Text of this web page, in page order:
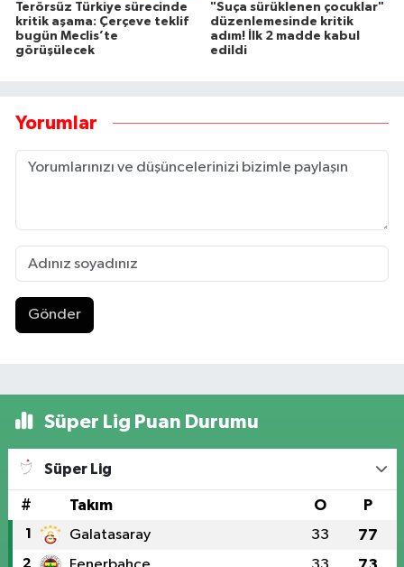
Terörsüz Türkiye sürecinde
kritik aşama: Çerçeve teklif
bugün Meclis’te
görüşülecek
"Suça sürüklenen çocuklar"
düzenlemesinde kritik
adım! İlk 2 madde kabul
edildi
Yorumlar
Gönder
Süper Lig Puan Durumu
Süper Lig
# Takım O P
1 Galatasaray 33 77
2